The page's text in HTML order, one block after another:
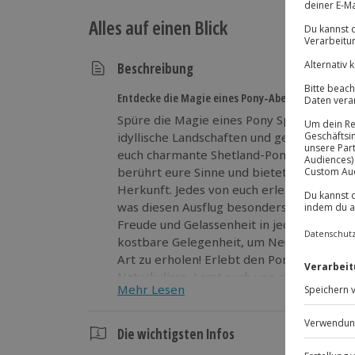
Alles auf einen Blick
Beschreibung
Entdecke die Magie eines Pony-Abenteuers!
Spüre die Magie eines Pony
idyllische Landschaften und genießt die
euch charmante Shetland-Ponys
berührt eure Sinne und bietet wertvolle
Herkunft. Jedes von euch erlebt das
was diesen Ausflug besonders macht.
Freude und Gelassenheit in jeden Schritt
kostbare Gelegenheit, um Neues zu
Art zu erholen! Erlebt den Pony Spaziergang und entdeckt die idyllische
Naturkulisse. Lasst euch von charmanten
Mehr Lesen
Die wichtigsten Infos